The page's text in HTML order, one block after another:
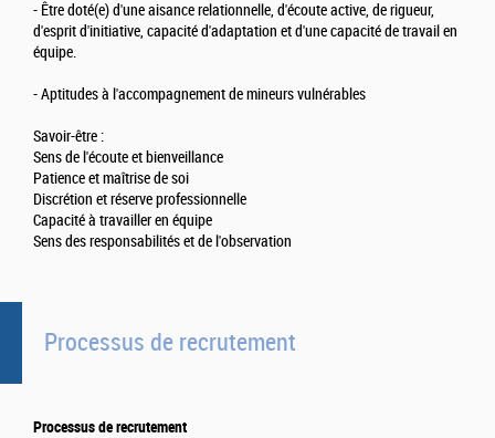
- Être doté(e) d'une aisance relationnelle, d'écoute active, de rigueur,
d'esprit d'initiative, capacité d'adaptation et d'une capacité de travail en
équipe.
- Aptitudes à l'accompagnement de mineurs vulnérables
Savoir-être :
Sens de l'écoute et bienveillance
Patience et maîtrise de soi
Discrétion et réserve professionnelle
Capacité à travailler en équipe
Sens des responsabilités et de l'observation
Processus de recrutement
Processus de recrutement